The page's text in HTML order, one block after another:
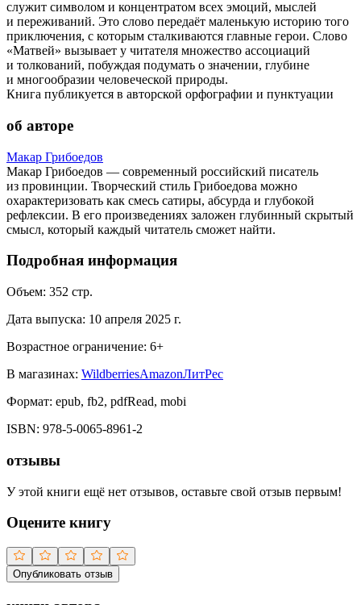
служит символом и концентратом всех эмоций, мыслей
и переживаний. Это слово передаёт маленькую историю того
приключения, с которым сталкиваются главные герои. Слово
«Матвей» вызывает у читателя множество ассоциаций
и толкований, побуждая подумать о значении, глубине
и многообразии человеческой природы.
Книга публикуется в авторской орфографии и пунктуации
об авторе
Макар Грибоедов
Макар Грибоедов — современный российский писатель
из провинции. Творческий стиль Грибоедова можно
охарактеризовать как смесь сатиры, абсурда и глубокой
рефлексии. В его произведениях заложен глубинный скрытый
смысл, который каждый читатель сможет найти.
Подробная информация
Объем: 352 стр.
Дата выпуска: 10 апреля 2025 г.
Возрастное ограничение: 6+
В магазинах: WildberriesAmazonЛитРес
Формат: epub, fb2, pdfRead, mobi
ISBN: 978-5-0065-8961-2
отзывы
У этой книги ещё нет отзывов, оставьте свой отзыв первым!
Оцените книгу
Опубликовать отзыв